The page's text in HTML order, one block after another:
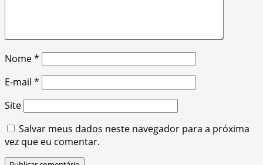
Nome*
E-mail *
Site
Salvar meus dados neste navegador para a próxima
vez que eu comentar.